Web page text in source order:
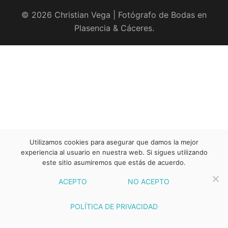
© 2026 Christian Vega | Fotógrafo de Bodas en
Plasencia & Cáceres.
Utilizamos cookies para asegurar que damos la mejor
experiencia al usuario en nuestra web. Si sigues utilizando
este sitio asumiremos que estás de acuerdo.
ACEPTO NO ACEPTO
POLÍTICA DE PRIVACIDAD